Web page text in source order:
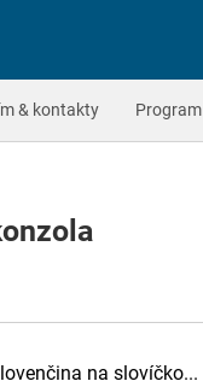
& kontakty Program
na slovíčko...